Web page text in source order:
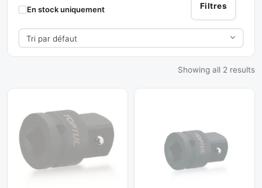
Choc
Filtres
En stock uniquement
Showing all 2 results